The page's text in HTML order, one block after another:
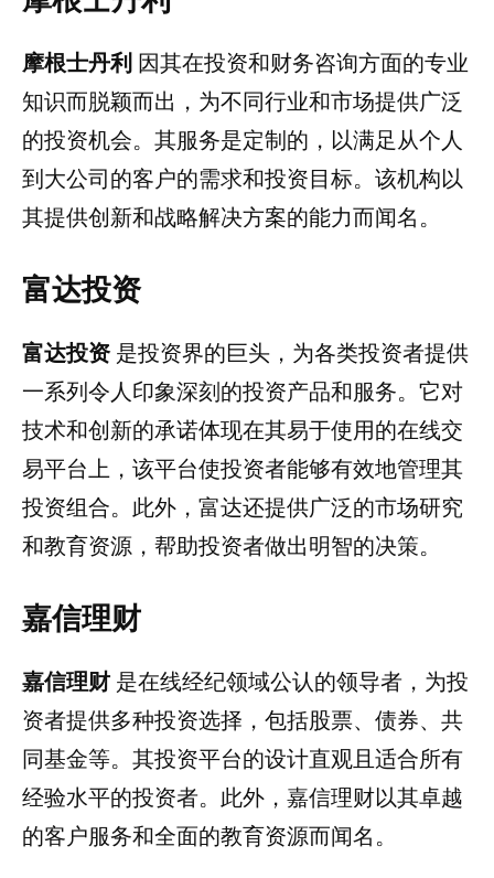
摩根士丹利 因其在投资和财务咨询方面的专业
知识而脱颖而出，为不同行业和市场提供广泛
的投资机会。其服务是定制的，以满足从个人
到大公司的客户的需求和投资目标。该机构以
其提供创新和战略解决方案的能力而闻名。
富达投资
富达投资 是投资界的巨头，为各类投资者提供
一系列令人印象深刻的投资产品和服务。它对
技术和创新的承诺体现在其易于使用的在线交
易平台上，该平台使投资者能够有效地管理其
投资组合。此外，富达还提供广泛的市场研究
和教育资源，帮助投资者做出明智的决策。
嘉信理财
嘉信理财 是在线经纪领域公认的领导者，为投
资者提供多种投资选择，包括股票、债券、共
同基金等。其投资平台的设计直观且适合所有
经验水平的投资者。此外，嘉信理财以其卓越
的客户服务和全面的教育资源而闻名。